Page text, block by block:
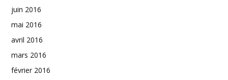
juin 2016
mai 2016
avril 2016
mars 2016
février 2016